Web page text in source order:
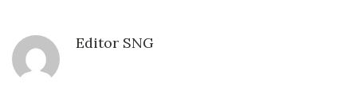
Editor SNG